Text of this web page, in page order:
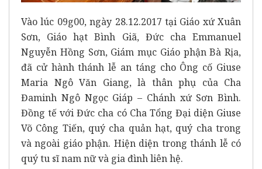
Vào lúc 09g00, ngày 28.12.2017 tại Giáo xứ Xuân
Sơn, Giáo hạt Bình Giã, Đức cha Emmanuel
Nguyễn Hồng Sơn, Giám mục Giáo phận Bà Rịa,
đã cử hành thánh lễ an táng cho Ông cố Giuse
Maria Ngô Văn Giang, là thân phụ của Cha
Đaminh Ngô Ngọc Giáp – Chánh xứ Sơn Bình.
Đồng tế với Đức cha có Cha Tổng Đại diện Giuse
Võ Công Tiến, quý cha quản hạt, quý cha trong
và ngoài giáo phận. Hiện diện trong thánh lễ có
quý tu sĩ nam nữ và gia đình liên hệ.